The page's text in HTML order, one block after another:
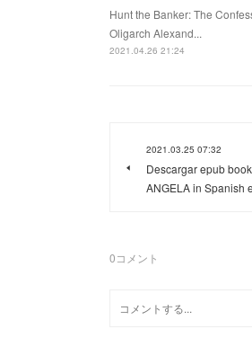
Hunt the Banker: The
Oligarch Alexand...
2021.04.26 21:24
2021.03.25 07:32
Descargar epub
ANGELA in Spanish
0コメント